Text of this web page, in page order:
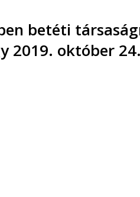
betéti
2019. október